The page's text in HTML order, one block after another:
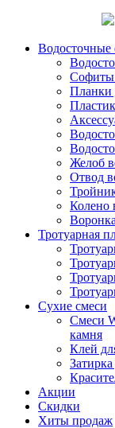
Водосточные
Софиты
Планки
Желоб
Отвод
Колено
Тротуарная
Сухие смеси
Смеси
камня
Клей
Акции
Скидки
Хиты продаж